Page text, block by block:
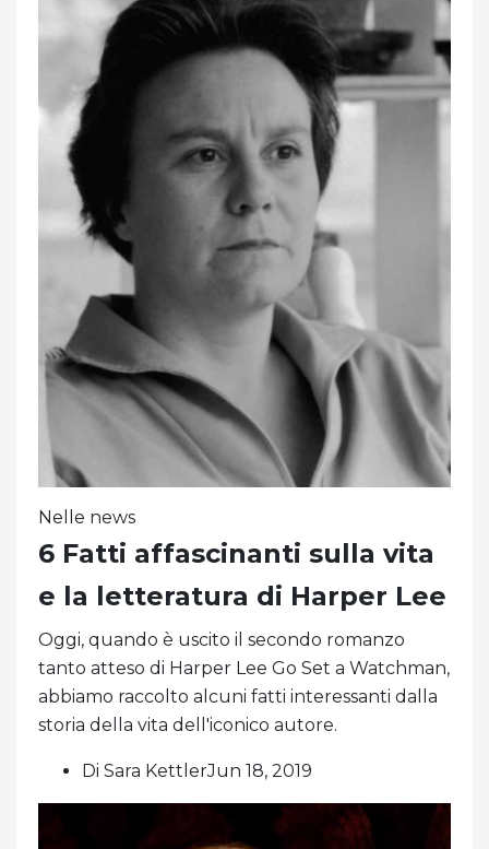
Nelle news
6 Fatti affascinanti sulla vita
e la letteratura di Harper Lee
Oggi, quando è uscito il secondo romanzo
tanto atteso di Harper Lee Go Set a Watchman,
abbiamo raccolto alcuni fatti interessanti dalla
storia della vita dell'iconico autore.
Di Sara KettlerJun 18, 2019